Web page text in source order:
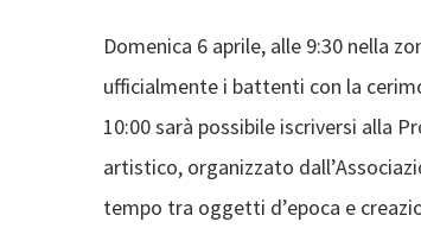
Domenica 6 aprile, alle 9:30 nella
ufficialmente i battenti con la
10:00 sarà possibile iscriversi alla
artistico, organizzato
tempo tra oggetti d’epoca e